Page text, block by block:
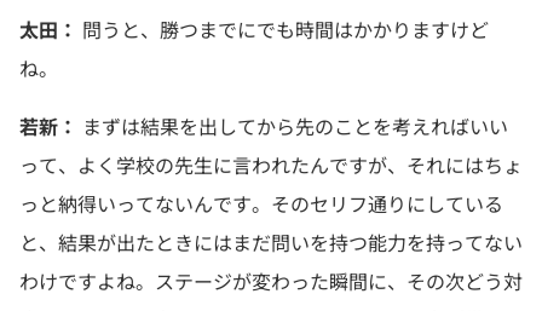
太田： 問うと、勝つまでにでも時間はかかりますけど
ね。
若新： まずは結果を出してから先のことを考えればいい
って、よく学校の先生に言われたんですが、それにはちょ
っと納得いってないんです。そのセリフ通りにしている
と、結果が出たときにはまだ問いを持つ能力を持ってない
わけですよね。ステージが変わった瞬間に、その次どう対